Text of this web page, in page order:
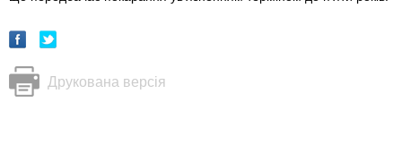
Друкована версія